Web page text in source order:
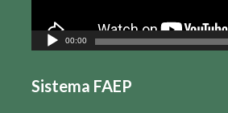
00:00
Sistema FAEP